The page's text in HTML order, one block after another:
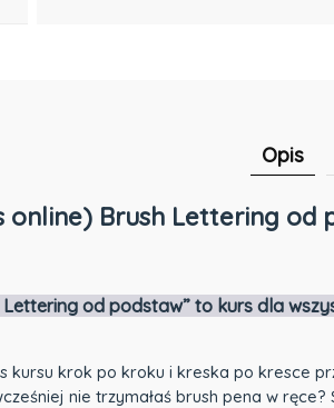
Opis
online) Brush Lettering od
Lettering od podstaw” to kurs dla
kursu krok po kroku i kreska po kresce
nie trzymałaś brush pena w